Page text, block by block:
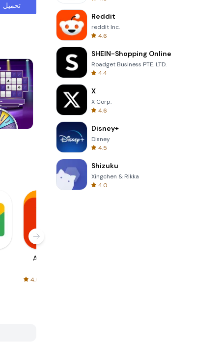
تحميل
Totemia Cursed Marbels
AliExpress
4.5
Reddit
reddit Inc.
4.6
SHEIN-Shopping Online
Roadget Business PTE. LTD.
4.4
X
X Corp.
4.6
Disney+
Disney
4.5
Shizuku
Xingchen & Rikka
4.0